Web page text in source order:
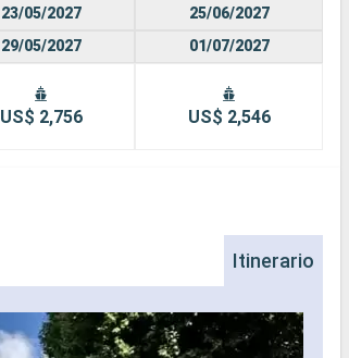
23/05/2027
29/05/2027
US$ 2,756
25/06/2027
01/07/2027
US$ 2,546
Itinerario